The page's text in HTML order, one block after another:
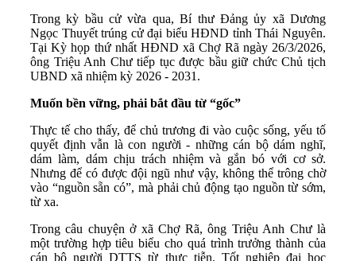
Trong kỳ bầu cử vừa qua, Bí thư Đảng ủy xã Dương
Ngọc Thuyết trúng cử đại biểu HĐND tỉnh Thái Nguyên.
Tại Kỳ họp thứ nhất HĐND xã Chợ Rã ngày 26/3/2026,
ông Triệu Anh Chư tiếp tục được bầu giữ chức Chủ tịch
UBND xã nhiệm kỳ 2026 - 2031.
Muốn bền vững, phải bắt đầu từ “gốc”
Thực tế cho thấy, để chủ trương đi vào cuộc sống, yếu tố
quyết định vẫn là con người - những cán bộ dám nghĩ,
dám làm, dám chịu trách nhiệm và gắn bó với cơ sở.
Nhưng để có được đội ngũ như vậy, không thể trông chờ
vào “nguồn sẵn có”, mà phải chủ động tạo nguồn từ sớm,
từ xa.
Trong câu chuyện ở xã Chợ Rã, ông Triệu Anh Chư là
một trường hợp tiêu biểu cho quá trình trưởng thành của
cán bộ người DTTS từ thực tiễn. Tốt nghiệp đại học